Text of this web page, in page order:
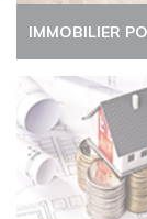
IMMOBILIER